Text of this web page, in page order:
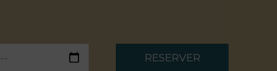
RESERVER